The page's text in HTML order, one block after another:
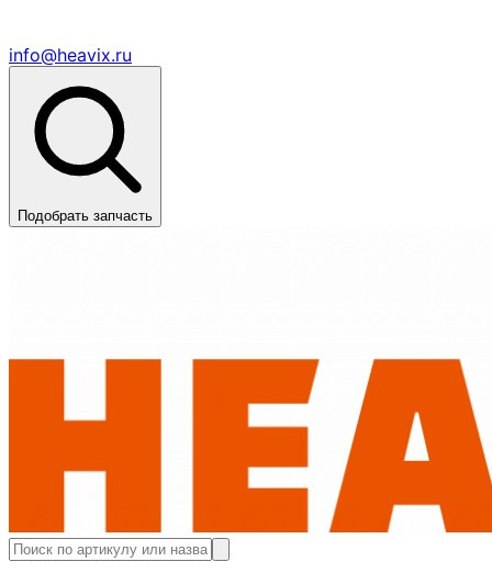
info@heavix.ru
Подобрать запчасть